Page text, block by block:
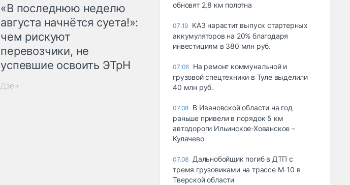
«В последнюю неделю
августа начнётся суета!»:
чем рискуют
перевозчики, не
успевшие освоить ЭТрН
Дзен
обновят 2,8 км полотна
07:19 КАЗ нарастит выпуск стартерных
аккумуляторов на 20% благодаря
инвестициям в 380 млн руб.
07:06 На ремонт коммунальной и
грузовой спецтехники в Туле выделили
40 млн руб.
07.08 В Ивановской области на год
раньше привели в порядок 5 км
автодороги Ильинское-Хованское –
Кулачево
07.08 Дальнобойщик погиб в ДТП с
тремя грузовиками на трассе М-10 в
Тверской области